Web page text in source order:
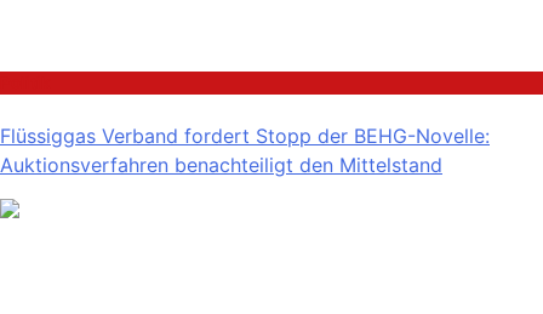
Flüssiggas Verband fordert Stopp der BEHG-Novelle:
Auktionsverfahren benachteiligt den Mittelstand